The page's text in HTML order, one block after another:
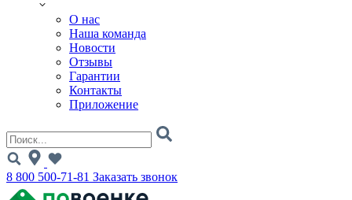
О нас
Наша команда
Новости
Отзывы
Гарантии
Контакты
Приложение
8 800 500-71-81 Заказать звонок